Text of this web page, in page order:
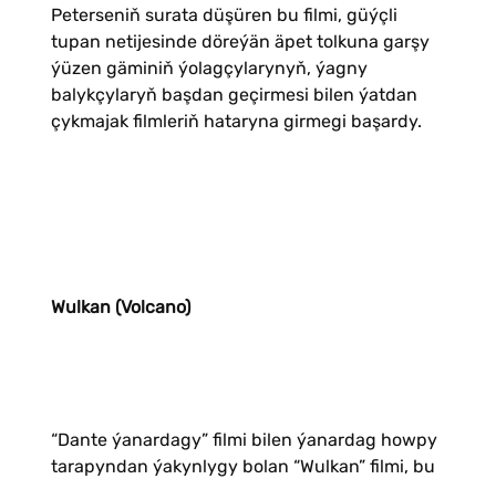
Peterseniň surata düşüren bu filmi, güýçli
tupan netijesinde döreýän äpet tolkuna garşy
ýüzen gäminiň ýolagçylarynyň, ýagny
balykçylaryň başdan geçirmesi bilen ýatdan
çykmajak filmleriň hataryna girmegi başardy.
Wulkan (Volcano)
“Dante ýanardagy” filmi bilen ýanardag howpy
tarapyndan ýakynlygy bolan “Wulkan” filmi, bu